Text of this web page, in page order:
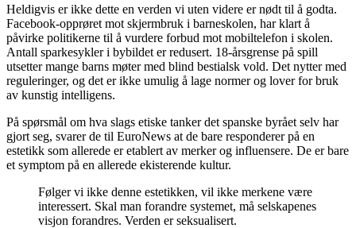
Heldigvis er ikke dette en verden vi uten videre er nødt til å godta.
Facebook-opprøret mot skjermbruk i barneskolen, har klart å
påvirke politikerne til å vurdere forbud mot mobiltelefon i skolen.
Antall sparkesykler i bybildet er redusert. 18-årsgrense på spill
utsetter mange barns møter med blind bestialsk vold. Det nytter med
reguleringer, og det er ikke umulig å lage normer og lover for bruk
av kunstig intelligens.
På spørsmål om hva slags etiske tanker det spanske byrået selv har
gjort seg, svarer de til EuroNews at de bare responderer på en
estetikk som allerede er etablert av merker og influensere. De er bare
et symptom på en allerede ekisterende kultur.
Følger vi ikke denne estetikken, vil ikke merkene være
interessert. Skal man forandre systemet, må selskapenes
visjon forandres. Verden er seksualisert.